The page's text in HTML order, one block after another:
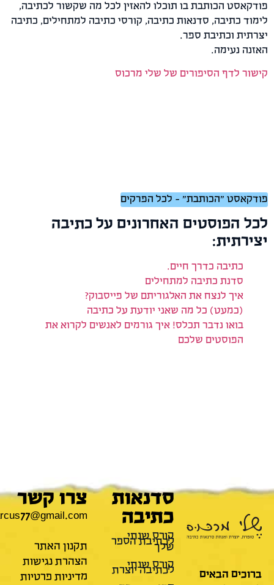
הכותבת בו תוכלו להאזין לכל מה שקשור לכתיבה,
כתיבה, סדנאות כתיבה, קורסי כתיבה למתחילים, כתיבה
וכתיבת ספר.
נעימה.
לדף הסיפורים של שלי מרכוס
"הכותבת" – לכל הפרקים
הפוסטים האחרונים על כתיבה
כתיבה כדרך חיים.
סדנת כתיבה למתחילים
איך לנצח את האלגוריתם של פייסבוק?
(כמעט) כל מה שאני יודעת על כתיבה
בואו נדבר תכלס! איך גורמים לאנשים לקרוא את
הפוסטים שלכם
הבאים
סדנאות
כתיבה
קורס שנתי
לכתיבת הספר
קורס שנתי
לכתיבה יוצרת
צרו קשר
mamarcus77@gmail.com
תקנון האתר
הצהרת נגישות
מדיניות פרטיות